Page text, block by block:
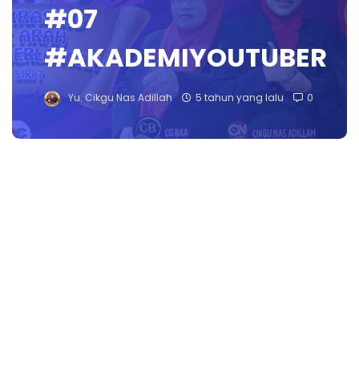
#07
#AKADEMIYOUTUBER
Yu. Cikgu Nas Adillah 5 tahun yang lalu 0